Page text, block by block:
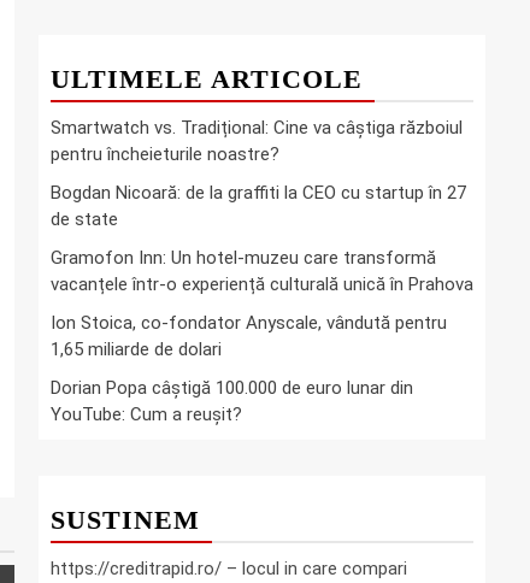
ULTIMELE ARTICOLE
Smartwatch vs. Tradițional: Cine va câștiga războiul
pentru încheieturile noastre?
Bogdan Nicoară: de la graffiti la CEO cu startup în 27
de state
Gramofon Inn: Un hotel-muzeu care transformă
vacanțele într-o experiență culturală unică în Prahova
Ion Stoica, co-fondator Anyscale, vândută pentru
1,65 miliarde de dolari
Dorian Popa câștigă 100.000 de euro lunar din
YouTube: Cum a reușit?
SUSTINEM
https://creditrapid.ro/ – locul in care compari